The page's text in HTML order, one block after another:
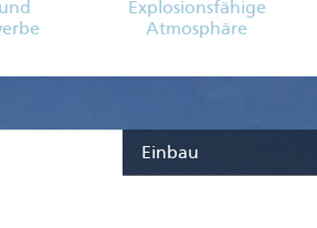
Explosionsfähige
Atmosphäre
Einbau